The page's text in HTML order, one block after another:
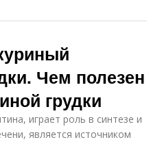
Чем полезен
грудки
играет роль в синтезе и
является источником